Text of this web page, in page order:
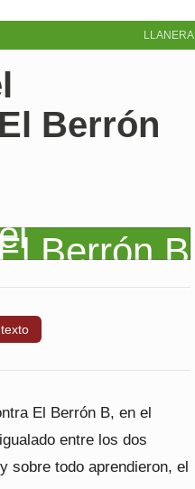
LLANERA
Berrón
El Berrón B, en el
entre los dos
sobre todo aprendieron, el